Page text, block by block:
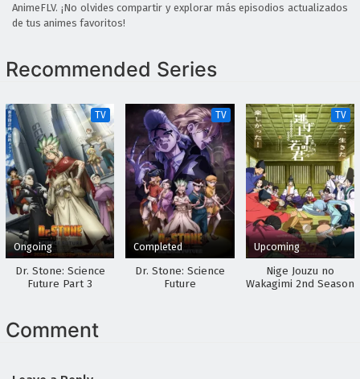
Saikyou no Shokugyou wa Yuusha demo Kenja
demo Naku Kanteishi (Kari) Rashii desu yo
demo Naku Kanteishi (Kari) Rashii desu yo
Episodio 1 Sub Español
Eps 1 - April 30, 2026
AnimeFLV. ¡No olvides compartir y explorar más episodios actualizados
de tus animes favoritos!
Recommended Series
TV
Ongoing
Dr. Stone: Science
Future Part 3
TV
Completed
Dr. Stone: Science
Future
TV
Upcoming
Nige Jouzu no
Wakagimi 2nd Season
Comment